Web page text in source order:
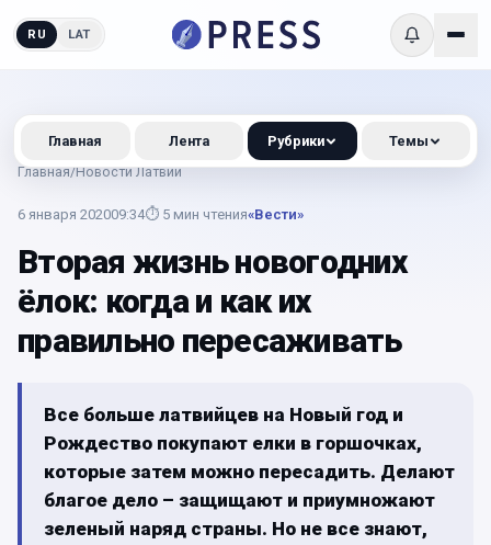
RU LAT
Главная/Новости Латвии
6 января 202009:34⏱ 5 мин чтения«Вести»
Вторая жизнь новогодних
ёлок: когда и как их
правильно пересаживать
Все больше латвийцев на Новый год и
Рождество покупают елки в горшочках,
которые затем можно пересадить. Делают
благое дело – защищают и приумножают
зеленый наряд страны. Но не все знают,
Главная Лента Рубрики Темы